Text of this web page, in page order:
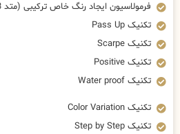
فرمولاسیون ایجاد رنگ خاص ترکیبی (متد 2023)
تکنیک Pass Up
تکنیک Scarpe
تکنیک Positive
تکنیک Water proof
تکنیک Color Variation
تکنیک Step by Step